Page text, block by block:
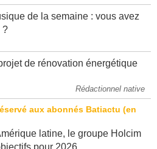
de la semaine : vous avez
Rédactionnel native
latine, le groupe Holcim